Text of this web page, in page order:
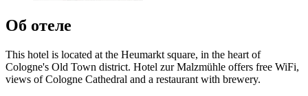
Об отеле
This hotel is located at the Heumarkt square, in the heart of
Cologne's Old Town district. Hotel zur Malzmühle offers free WiFi,
views of Cologne Cathedral and a restaurant with brewery.